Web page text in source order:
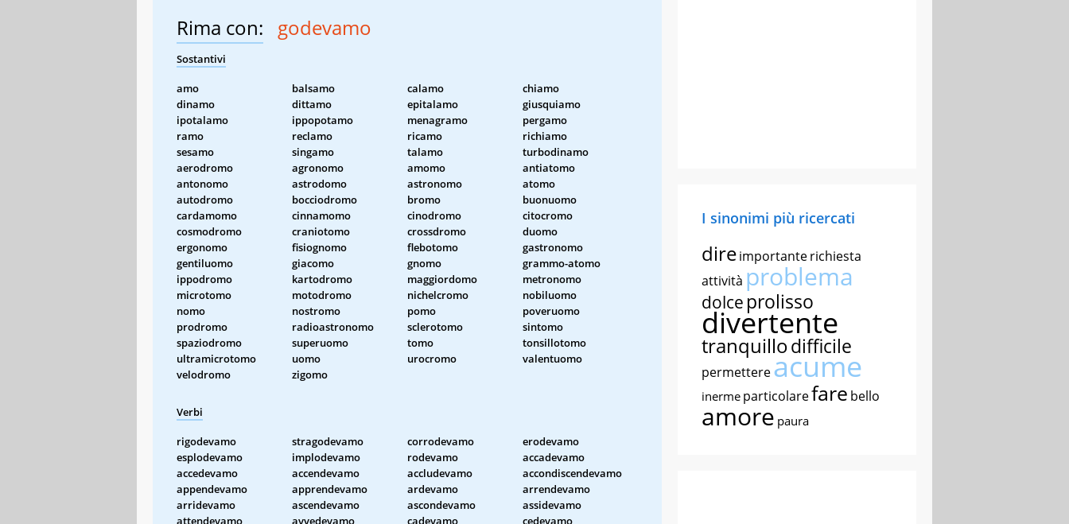
Rima con: godevamo
Sostantivi
amo balsamo calamo
chiamo
dinamo
dittamo epitalamo
giusquiamo
ipotalamo
ippopotamo menagramo
pergamo
ramo
reclamo ricamo
richiamo
sesamo
singamo talamo
turbodinamo
aerodromo
agronomo amomo
antiatomo
antonomo
astrodomo astronomo
atomo
autodromo
bocciodromo bromo
buonuomo
cardamomo
cinnamomo cinodromo
citocromo
cosmodromo
craniotomo crossdromo
duomo
ergonomo
fisiognomo flebotomo
gastronomo
gentiluomo
giacomo gnomo
grammo-atomo
ippodromo
kartodromo maggiordomo
metronomo
microtomo
motodromo nichelcromo
nobiluomo
nomo
nostromo pomo
poveruomo
prodromo
radioastronomo sclerotomo
sintomo
spaziodromo
superuomo tomo
tonsillotomo
ultramicrotomo
uomo urocromo
valentuomo
velodromo
zigomo
Verbi
rigodevamo stragodevamo corrodevamo
erodevamo
esplodevamo
implodevamo rodevamo
accadevamo
accedevamo
accendevamo accludevamo
accondiscendevamo
appendevamo
apprendevamo ardevamo
arrendevamo
arridevamo
ascendevamo ascondevamo
assidevamo
attendevamo
avvedevamo cadevamo
cedevamo
I sinonimi più ricercati
direimportanterichiesta
attività problema
dolce prolisso
divertente
tranquillodifficile
permettereacume
inerme particolarefare bello
amore paura